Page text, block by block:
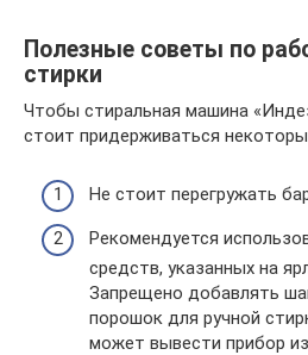
Полезные советы по
стирки
Чтобы стиральная машина
стоит придерживаться
Не стоит перегружать
Рекомендуется
средств, указанных на
Запрещено добавлять
порошок для ручной
может вывести прибор